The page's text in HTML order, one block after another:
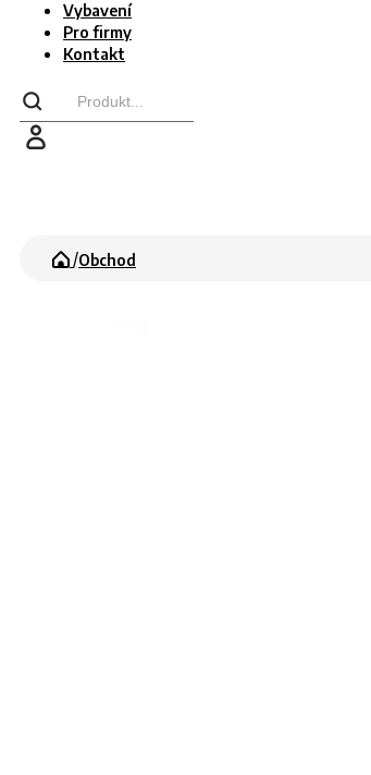
Vybavení
Pro firmy
Kontakt
Search
...
/Obchod